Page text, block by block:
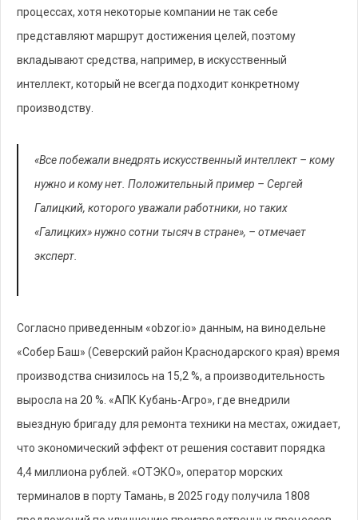
процессах, хотя некоторые компании не так себе
представляют маршрут достижения целей, поэтому
вкладывают средства, например, в искусственный
интеллект, который не всегда подходит конкретному
производству.
«Все побежали внедрять искусственный интеллект – кому
нужно и кому нет. Положительный пример – Сергей
Галицкий, которого уважали работники, но таких
«Галицких» нужно сотни тысяч в стране», – отмечает
эксперт.
Согласно приведенным «obzor.io» данным, на винодельне
«Собер Баш» (Северский район Краснодарского края) время
производства снизилось на 15,2 %, а производительность
выросла на 20 %. «АПК Кубань-Агро», где внедрили
выездную бригаду для ремонта техники на местах, ожидает,
что экономический эффект от решения составит порядка
4,4 миллиона рублей. «ОТЭКО», оператор морских
терминалов в порту Тамань, в 2025 году получила 1808